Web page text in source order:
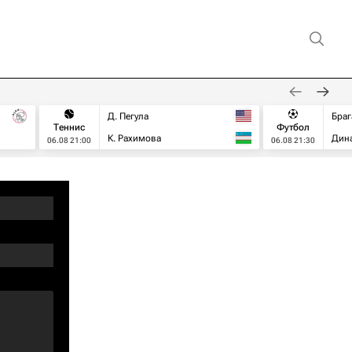
Теннис
06.08 21:00
Д. Пегула
К. Рахимова
Футбол
06.08 21:30